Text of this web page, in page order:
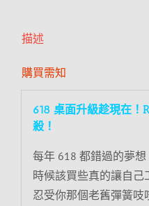
描述
購買需知
618 桌面升級趁現在！
殺！
每年 618 都錯過的夢
時候該買些真的讓自
忍受你那個老舊彈簧